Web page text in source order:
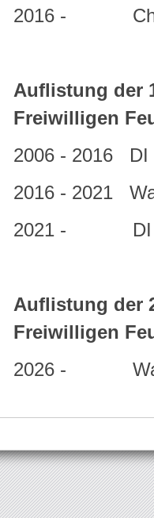
2016 -
Auflistung der
Freiwilligen
2006 - 2016 DI
2016 - 2021
2021 - DI
Auflistung der
Freiwilligen
2026 -